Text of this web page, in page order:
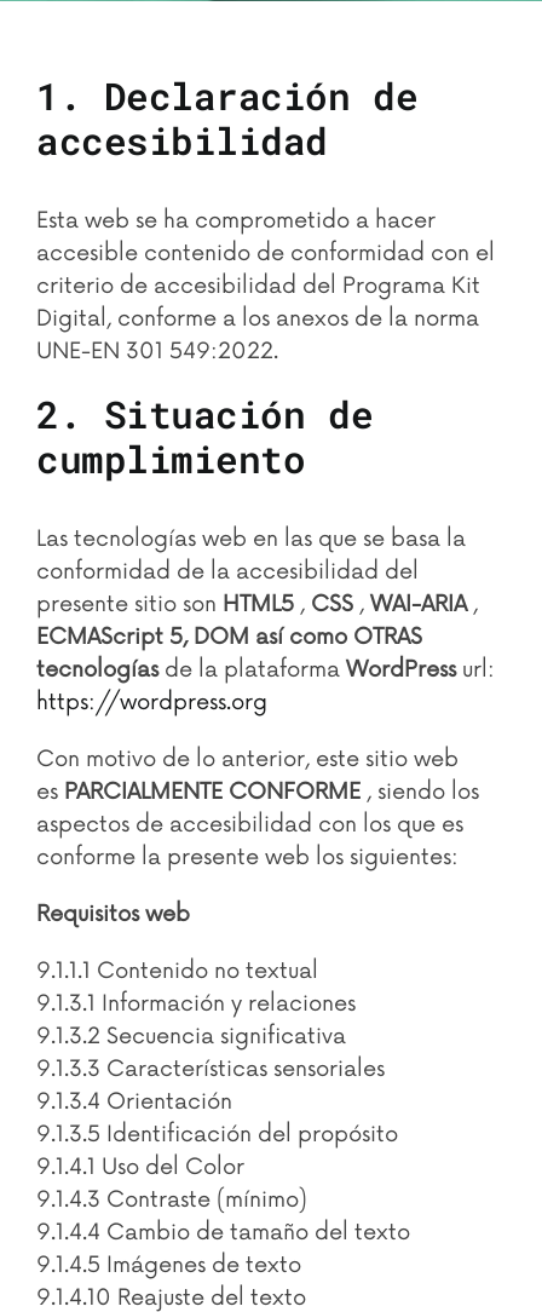
1. Declaración de
accesibilidad
Esta web se ha comprometido a hacer
accesible contenido de conformidad con el
criterio de accesibilidad del Programa Kit
Digital, conforme a los anexos de la norma
UNE-EN 301 549:2022.
2. Situación de
cumplimiento
Las tecnologías web en las que se basa la
conformidad de la accesibilidad del
presente sitio son HTML5, CSS, WAI-ARIA,
ECMAScript 5, DOM así como OTRAS
tecnologíasde la plataforma WordPressurl:
https://wordpress.org
Con motivo de lo anterior, este sitio web
es PARCIALMENTE CONFORME, siendo los
aspectos de accesibilidad con los que es
conforme la presente web los siguientes:
Requisitos web
9.1.1.1 Contenido no textual
9.1.3.1 Información y relaciones
9.1.3.2 Secuencia significativa
9.1.3.3 Características sensoriales
9.1.3.4 Orientación
9.1.3.5 Identificación del propósito
9.1.4.1 Uso del Color
9.1.4.3 Contraste (mínimo)
9.1.4.4 Cambio de tamaño del texto
9.1.4.5 Imágenes de texto
9.1.4.10 Reajuste del texto